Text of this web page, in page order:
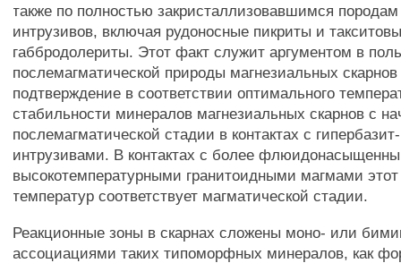
также по полностью закристаллизовавшимся
интрузивов, включая рудоносные пикриты и
габбродолериты. Этот факт служит аргументом в
послемагматической природы магнезиальных
подтверждение в соответствии оптимального
стабильности минералов магнезиальных скарнов с
послемагматической стадии в контактах с
интрузивами. В контактах с более
высокотемпературными гранитоидными магмами
температур соответствует магматической стадии.
Реакционные зоны в скарнах сложены моно- или
ассоциациями таких типоморфных минералов, как